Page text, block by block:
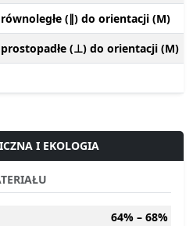
(∥) do orientacji (M)
(⊥) do orientacji (M)
I EKOLOGIA
64% – 68%